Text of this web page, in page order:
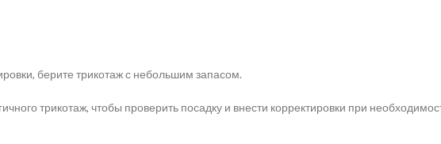
берите трикотаж с небольшим запасом.
трикотаж, чтобы проверить посадку и внести корректировки при